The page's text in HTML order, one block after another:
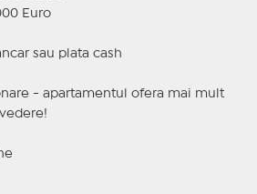
Euro
sau plata cash
- apartamentul ofera mai mult